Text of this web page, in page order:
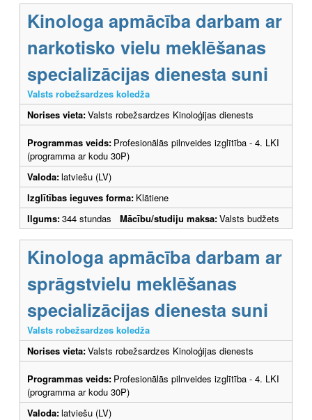
Kinologa apmācība darbam ar
narkotisko vielu meklēšanas
specializācijas dienesta suni
Valsts robežsardzes koledža
Norises vieta:Valsts robežsardzes Kinoloģijas dienests
Programmas veids: Profesionālās pilnveides izglītība - 4. LKI
(programma ar kodu 30P)
Valoda:latviešu (LV)
Izglītības ieguves forma: Klātiene
Ilgums:344 stundas Mācību/studiju maksa:Valsts budžets
Kinologa apmācība darbam ar
sprāgstvielu meklēšanas
specializācijas dienesta suni
Valsts robežsardzes koledža
Norises vieta:Valsts robežsardzes Kinoloģijas dienests
Programmas veids: Profesionālās pilnveides izglītība - 4. LKI
(programma ar kodu 30P)
Valoda:latviešu (LV)